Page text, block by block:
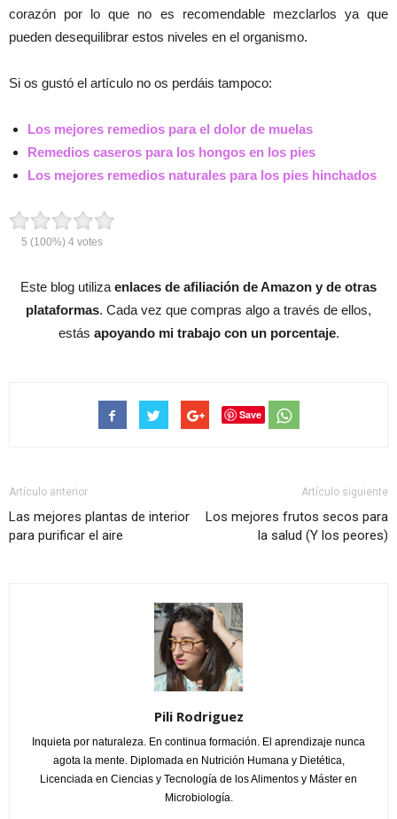
corazón por lo que no es recomendable mezclarlos ya que
pueden desequilibrar estos niveles en el organismo.
Si os gustó el artículo no os perdáis tampoco:
Los mejores remedios para el dolor de muelas
Remedios caseros para los hongos en los pies
Los mejores remedios naturales para los pies hinchados
5 (100%) 4 votes
Este blog utiliza enlaces de afiliación de Amazon y de otras
plataformas. Cada vez que compras algo a través de ellos,
estás apoyando mi trabajo con un porcentaje.
Save
Artículo anterior
Las mejores plantas de interior
para purificar el aire
Artículo siguiente
Los mejores frutos secos para
la salud (Y los peores)
Pili Rodriguez
Inquieta por naturaleza. En continua formación. El aprendizaje nunca
agota la mente. Diplomada en Nutrición Humana y Dietética,
Licenciada en Ciencias y Tecnología de los Alimentos y Máster en
Microbiología.